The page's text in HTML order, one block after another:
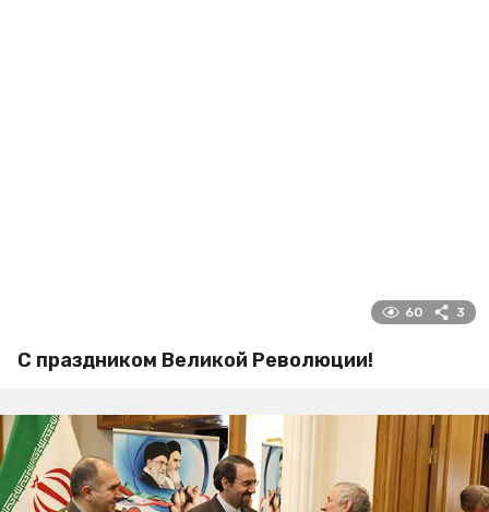
60 3
С праздником Великой Революции!